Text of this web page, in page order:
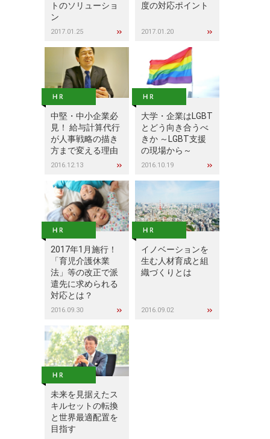
トのソリューショ
ン
2017.01.25
度の対応ポイント
2017.01.20
中堅・中小企業必
見！ 給与計算代行
が人事戦略の描き
方まで変える理由
2016.12.13
大学・企業はLGBT
とどう向き合うべ
きか ～LGBT支援
の現場から～
2016.10.19
2017年1月施行！
「育児介護休業
法」等の改正で派
遣先に求められる
対応とは？
2016.09.30
イノベーションを
生む人材育成と組
織づくりとは
2016.09.02
未来を見据えたス
キルセットの転換
と世界最適配置を
目指す